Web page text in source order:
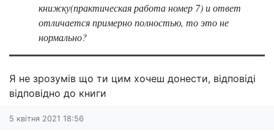
книжку(практическая работа номер 7) и ответ
отличается примерно полностью, то это не
нормально?
Я не зрозумів що ти цим хочеш донести, відповіді
відповідно до книги
5 квітня 2021 18:56